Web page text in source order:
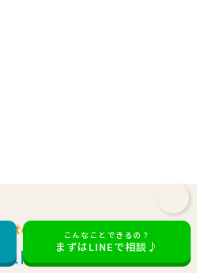
Customers
人向け
こんなことできるの？
まずはLINEで相談♪